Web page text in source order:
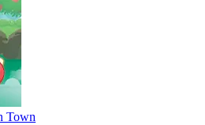
Town